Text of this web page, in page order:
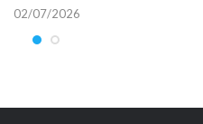
02/07/2026